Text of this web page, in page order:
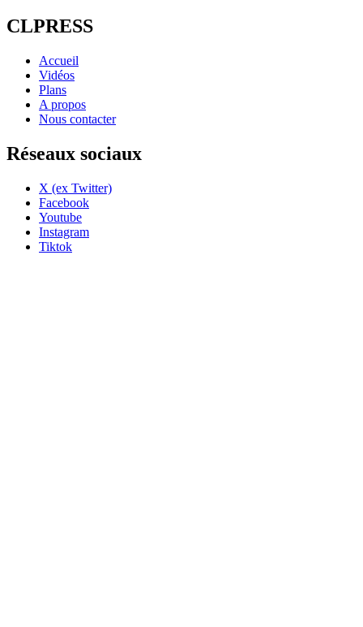
CLPRESS
Accueil
Vidéos
Plans
A propos
Nous contacter
Réseaux sociaux
X (ex Twitter)
Facebook
Youtube
Instagram
Tiktok